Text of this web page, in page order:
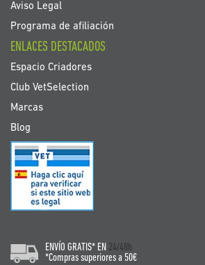
Aviso Legal
Programa de afiliación
ENLACES DESTACADOS
Espacio Criadores
Club VetSelection
Marcas
Blog
ENVÍO GRATIS* EN 24/48h
*Compras superiores a 50€